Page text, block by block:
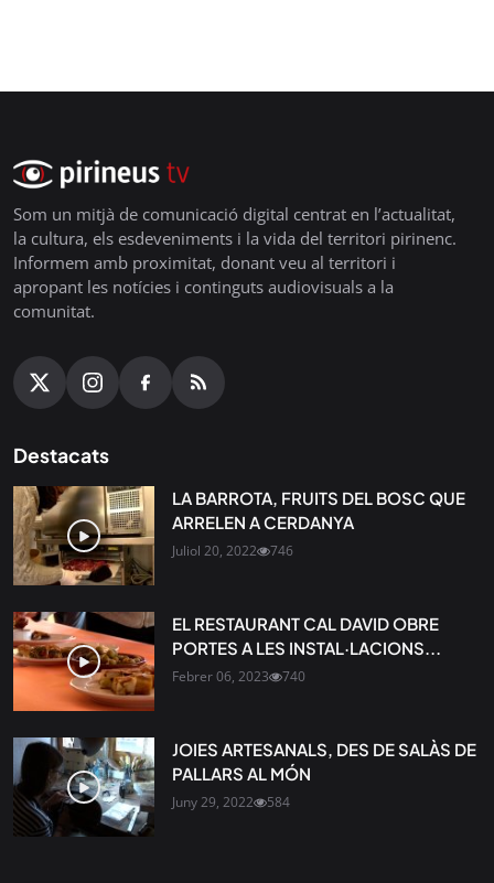
Som un mitjà de comunicació digital centrat en l’actualitat,
la cultura, els esdeveniments i la vida del territori pirinenc.
Informem amb proximitat, donant veu al territori i
apropant les notícies i continguts audiovisuals a la
comunitat.
Destacats
LA BARROTA, FRUITS DEL BOSC QUE
ARRELEN A CERDANYA
Juliol 20, 2022 746
EL RESTAURANT CAL DAVID OBRE
PORTES A LES INSTAL·LACIONS...
Febrer 06, 2023 740
JOIES ARTESANALS, DES DE SALÀS DE
PALLARS AL MÓN
Juny 29, 2022 584